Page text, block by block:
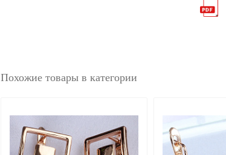
Похожие товары в категории